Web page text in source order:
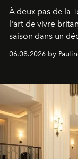
À deux pas de la
l'art de vivre
saison dans un
06.08.2026 by